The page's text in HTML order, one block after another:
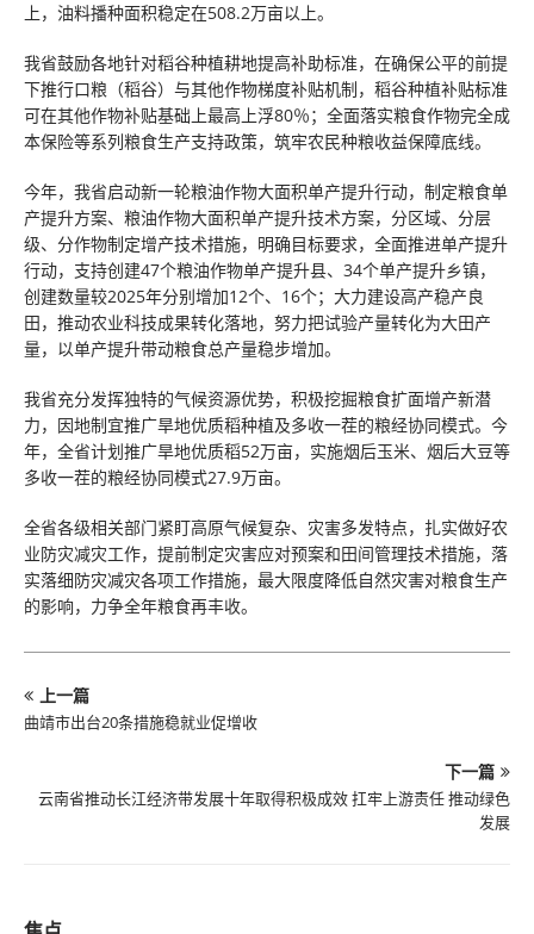
上，油料播种面积稳定在508.2万亩以上。
我省鼓励各地针对稻谷种植耕地提高补助标准，在确保公平的前提
下推行口粮（稻谷）与其他作物梯度补贴机制，稻谷种植补贴标准
可在其他作物补贴基础上最高上浮80％；全面落实粮食作物完全成
本保险等系列粮食生产支持政策，筑牢农民种粮收益保障底线。
今年，我省启动新一轮粮油作物大面积单产提升行动，制定粮食单
产提升方案、粮油作物大面积单产提升技术方案，分区域、分层
级、分作物制定增产技术措施，明确目标要求，全面推进单产提升
行动，支持创建47个粮油作物单产提升县、34个单产提升乡镇，
创建数量较2025年分别增加12个、16个；大力建设高产稳产良
田，推动农业科技成果转化落地，努力把试验产量转化为大田产
量，以单产提升带动粮食总产量稳步增加。
我省充分发挥独特的气候资源优势，积极挖掘粮食扩面增产新潜
力，因地制宜推广旱地优质稻种植及多收一茬的粮经协同模式。今
年，全省计划推广旱地优质稻52万亩，实施烟后玉米、烟后大豆等
多收一茬的粮经协同模式27.9万亩。
全省各级相关部门紧盯高原气候复杂、灾害多发特点，扎实做好农
业防灾减灾工作，提前制定灾害应对预案和田间管理技术措施，落
实落细防灾减灾各项工作措施，最大限度降低自然灾害对粮食生产
的影响，力争全年粮食再丰收。
上一篇
曲靖市出台20条措施稳就业促增收
下一篇
云南省推动长江经济带发展十年取得积极成效 扛牢上游责任 推动绿色
发展